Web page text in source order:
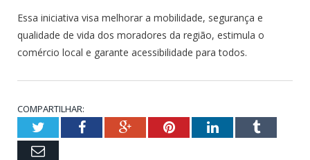
Essa iniciativa visa melhorar a mobilidade, segurança e
qualidade de vida dos moradores da região, estimula o
comércio local e garante acessibilidade para todos.
COMPARTILHAR:
TwitterFacebookGoogle+PinterestLinkedInTumblr
Email